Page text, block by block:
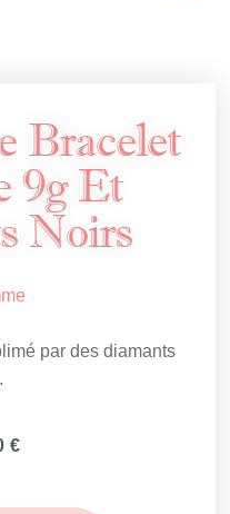
Bracelet
9g Et
Noirs
par des diamants
€